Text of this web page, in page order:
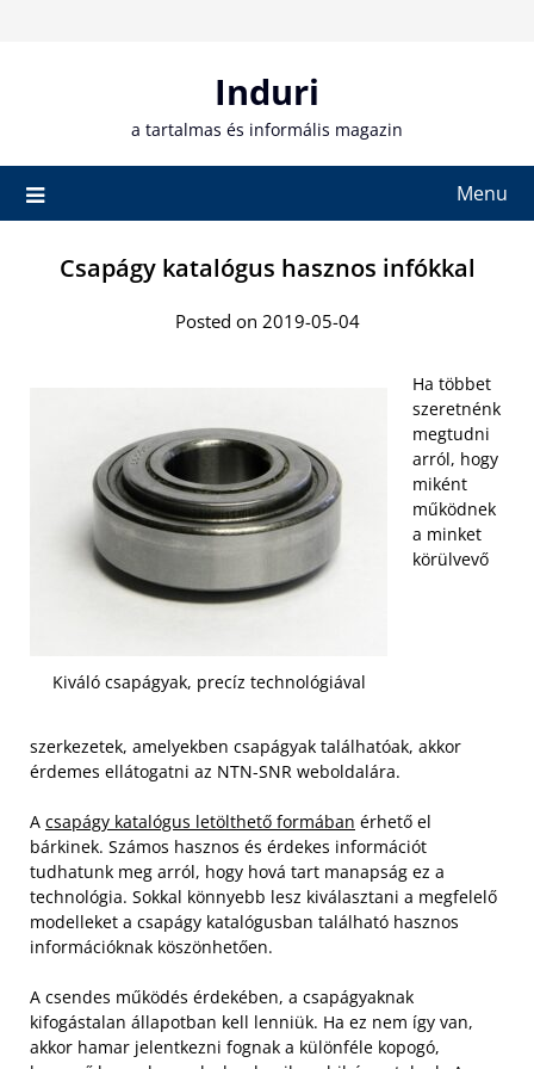
Induri
a tartalmas és informális magazin
Menu
Csapágy katalógus hasznos infókkal
Posted on 2019-05-04
Kiváló csapágyak, precíz technológiával
Ha többet
szeretnénk
megtudni
arról, hogy
miként
működnek
a minket
körülvevő
szerkezetek, amelyekben csapágyak találhatóak, akkor
érdemes ellátogatni az NTN-SNR weboldalára.
A csapágy katalógus letölthető formában érhető el
bárkinek. Számos hasznos és érdekes információt
tudhatunk meg arról, hogy hová tart manapság ez a
technológia. Sokkal könnyebb lesz kiválasztani a megfelelő
modelleket a csapágy katalógusban található hasznos
információknak köszönhetően.
A csendes működés érdekében, a csapágyaknak
kifogástalan állapotban kell lenniük. Ha ez nem így van,
akkor hamar jelentkezni fognak a különféle kopogó,